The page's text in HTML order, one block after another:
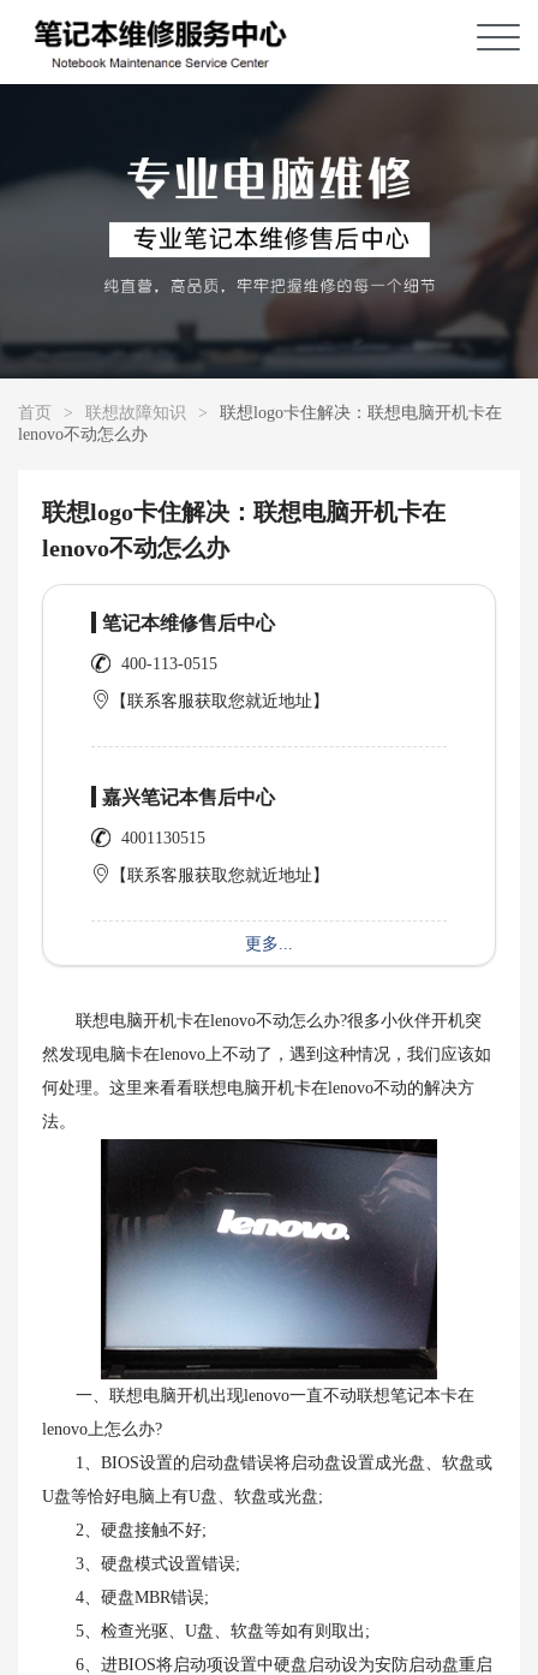
首页 > 联想故障知识 >
联想logo卡住解决：联想电脑开机卡在
lenovo不动怎么办
联想logo卡住解决：联想电脑开机卡在
lenovo不动怎么办
笔记本维修售后中心
400-113-0515
【联系客服获取您就近地址】
嘉兴笔记本售后中心
4001130515
【联系客服获取您就近地址】
更多...
联想电脑开机卡在lenovo不动怎么办?很多小伙伴开机突
然发现电脑卡在lenovo上不动了，遇到这种情况，我们应该如
何处理。这里来看看联想电脑开机卡在lenovo不动的解决方
法。
一、联想电脑开机出现lenovo一直不动联想笔记本卡在
lenovo上怎么办?
1、BIOS设置的启动盘错误将启动盘设置成光盘、软盘或
U盘等恰好电脑上有U盘、软盘或光盘;
2、硬盘接触不好;
3、硬盘模式设置错误;
4、硬盘MBR错误;
5、检查光驱、U盘、软盘等如有则取出;
6、进BIOS将启动项设置中硬盘启动设为安防启动盘重启